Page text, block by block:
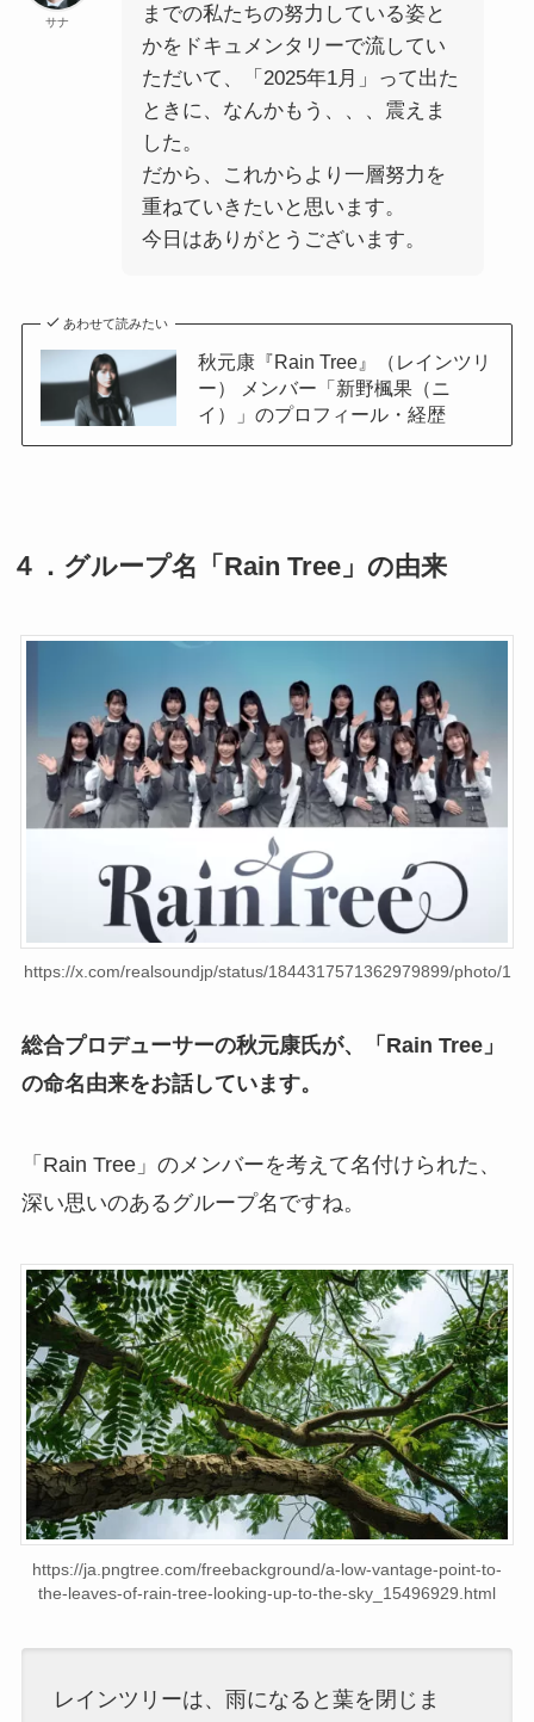
サナ
までの私たちの努力している姿と
かをドキュメンタリーで流してい
ただいて、「2025年1月」って出た
ときに、なんかもう、、、震えま
した。
だから、これからより一層努力を
重ねていきたいと思います。
今日はありがとうございます。
あわせて読みたい
秋元康『Rain Tree』（レインツリ
ー） メンバー「新野楓果（ニ
イ）」のプロフィール・経歴
４．グループ名「Rain Tree」の由来
https://x.com/realsoundjp/status/1844317571362979899/photo/1
総合プロデューサーの秋元康氏が、「Rain Tree」
の命名由来をお話しています。
「Rain Tree」のメンバーを考えて名付けられた、
深い思いのあるグループ名ですね。
https://ja.pngtree.com/freebackground/a-low-vantage-point-to-
the-leaves-of-rain-tree-looking-up-to-the-sky_15496929.html
レインツリーは、雨になると葉を閉じま